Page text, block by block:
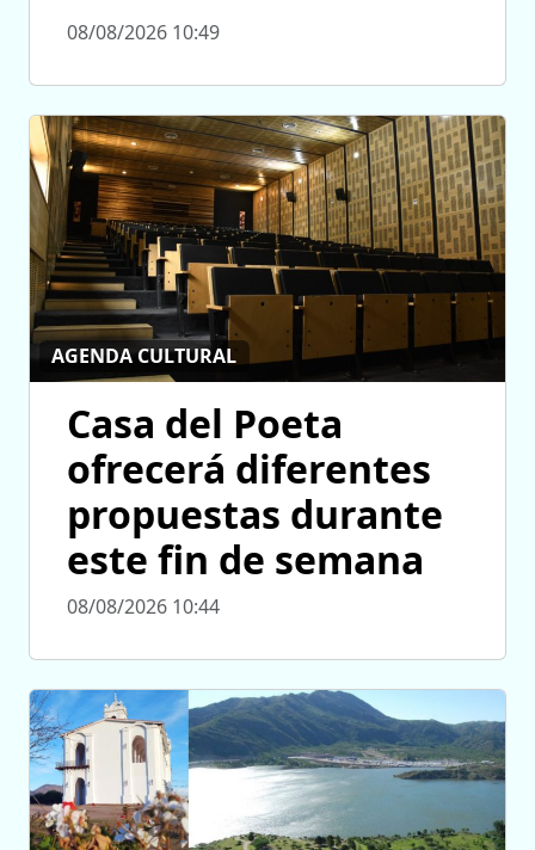
08/08/2026 10:49
AGENDA CULTURAL
Casa del Poeta
ofrecerá diferentes
propuestas durante
este fin de semana
08/08/2026 10:44